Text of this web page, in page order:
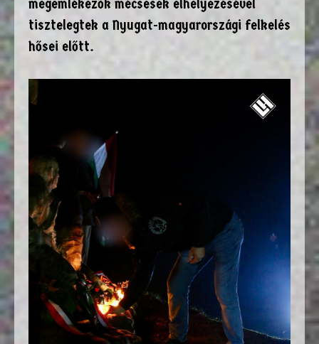
megemlékezők mécsesek elhelyezésével
tisztelegtek a Nyugat-magyarországi felkelés
hősei előtt.